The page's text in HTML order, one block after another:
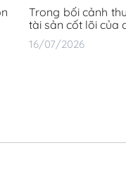
Trong bối cảnh
tài sản cốt lõi của
16/07/2026